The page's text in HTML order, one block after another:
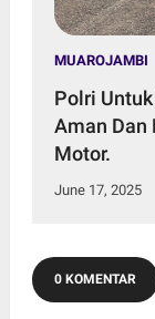
MUAROJAMBI
Polri
Aman Dan
Motor.
June 17, 2025
0 KOMENTAR